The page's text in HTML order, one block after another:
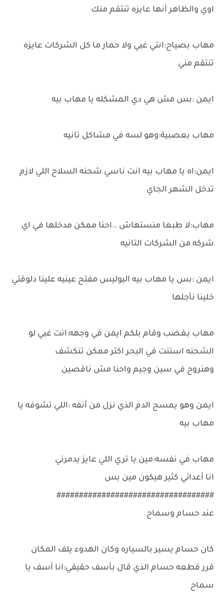
اوي والظاهر أنها عايزه تنتقم منك
مهاب بصياح:انتي غبي ولا حمار ما كل الشركات عايزه
تنتقم مني
ايمن :بس مش هي دي المشكله يا مهاب بيه
مهاب بعصبية:وهو لسه في مشاكل تانيه
ايمن:اه يا مهاب بيه انت ناسي شحنه السلاح اللي لازم
تدخل الشهر الجاي
مهاب:لا طبعا منستهاش ..احنا ممكن مدخلها في اي
شركه من الشركات التانيه
ايمن :بس يا مهاب بيه البوليس مفتح عينيه علينا دلوقتي
خلينا نأجلها
مهاب بغضب وقام بلكم ايمن في وجهه:انت غبي لو
الشحنه استنت في البحر اكتر ممكن تنكشف
وهنروح في سين وجيم واحنا مش ناقصين
ايمن وهو يمسح الدم الذي نزل من أنفه :اللي تشوفه يا
مهاب بيه
مهاب في نفسه:مين يا تري اللي عايز يدمرني
انا أعدائي كثير هيكون مين بس
###################################
عند حسام وسماح
كان حسام يسير بالسياره وكان الهدوء يلف المكان
قرر قطعه حسام الذي قال بأسف حقيقي:انا آسف يا
سماح